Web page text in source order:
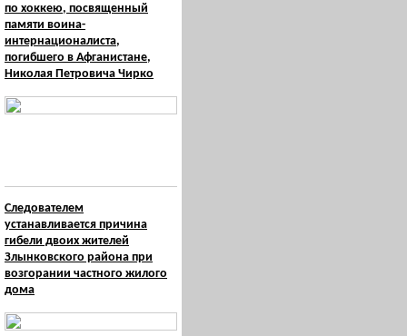
по хоккею, посвященный
памяти воина-
интернационалиста,
погибшего в Афганистане,
Николая Петровича Чирко
Следователем
устанавливается причина
гибели двоих жителей
Злынковского района при
возгорании частного жилого
дома